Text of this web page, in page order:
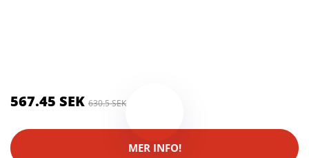
567.45 SEK 630.5 SEK
MER INFO!